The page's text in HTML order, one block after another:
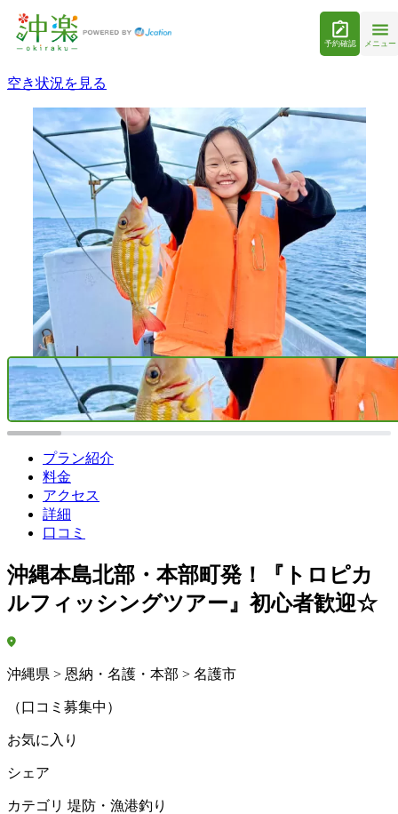
予約確認 メニュー
空き状況を見る
プラン紹介
料金
アクセス
詳細
口コミ
沖縄本島北部・本部町発！『トロピカ
ルフィッシングツアー』初心者歓迎☆
沖縄県 > 恩納・名護・本部 > 名護市
（口コミ募集中）
お気に入り
シェア
カテゴリ 堤防・漁港釣り